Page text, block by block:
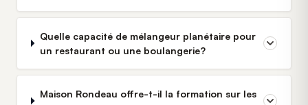
Quelle capacité de mélangeur planétaire pour
un restaurant ou une boulangerie?
Maison Rondeau offre-t-il la formation sur les